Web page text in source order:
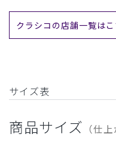
クラシコの店舗一覧はこ
サイズ表
商品サイズ （仕